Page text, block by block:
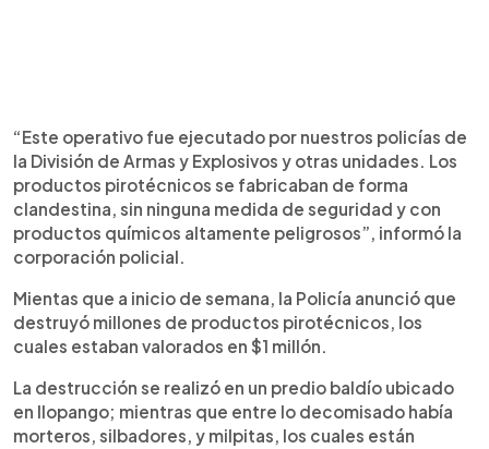
“Este operativo fue ejecutado por nuestros policías de
la División de Armas y Explosivos y otras unidades. Los
productos pirotécnicos se fabricaban de forma
clandestina, sin ninguna medida de seguridad y con
productos químicos altamente peligrosos”, informó la
corporación policial.
Mientas que a inicio de semana, la Policía anunció que
destruyó millones de productos pirotécnicos, los
cuales estaban valorados en $1 millón.
La destrucción se realizó en un predio baldío ubicado
en Ilopango; mientras que entre lo decomisado había
morteros, silbadores, y milpitas, los cuales están